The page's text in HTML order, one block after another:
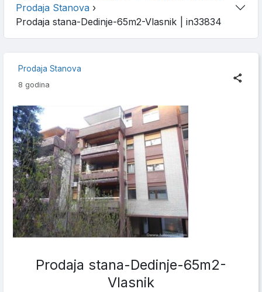
Prodaja Stanova ›
Prodaja stana-Dedinje-65m2-Vlasnik | in33834
Prodaja Stanova
8 godina
Prodaja stana-Dedinje-65m2-
Vlasnik